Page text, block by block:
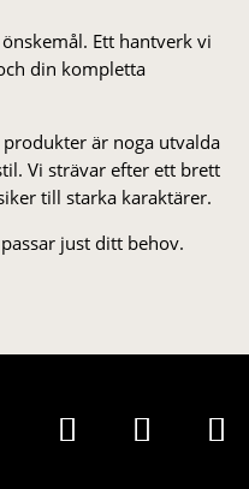
Ett hantverk vi
din kompletta
är noga utvalda
Vi strä­var efter ett brett
till starka karaktärer.
just ditt behov.